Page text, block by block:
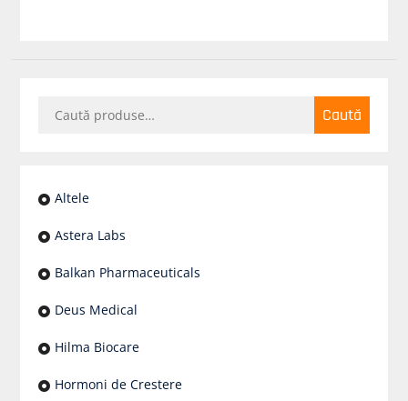
după:
Caută
Altele
Astera Labs
Balkan Pharmaceuticals
Deus Medical
Hilma Biocare
Hormoni de Crestere